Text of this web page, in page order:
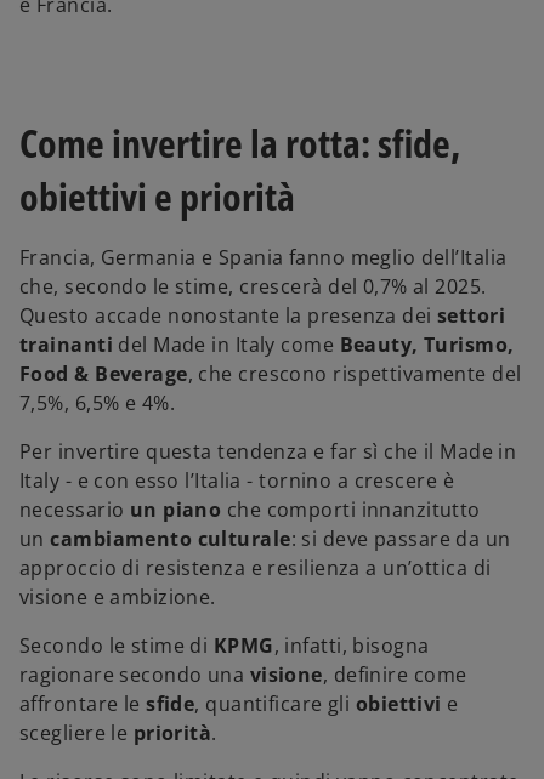
Come invertire la rotta: sfide,
obiettivi e priorità
Francia, Germania e Spania fanno meglio dell’Italia
che, secondo le stime, crescerà del 0,7% al 2025.
Questo accade nonostante la presenza deisettori
trainanti del Made in Italy come Beauty, Turismo,
Food & Beverage, che crescono rispettivamente del
7,5%, 6,5% e 4%.
Per invertire questa tendenza e far sì che il Made in
Italy - e con esso l’Italia - tornino a crescere è
necessario un piano che comporti innanzitutto
uncambiamento culturale: si deve passare da un
approccio di resistenza e resilienza a un’ottica di
visione e ambizione.
Secondo le stime di KPMG, infatti, bisogna
ragionare secondo una visione, definire come
affrontare lesfide, quantificare gli obiettivi e
scegliere le priorità.